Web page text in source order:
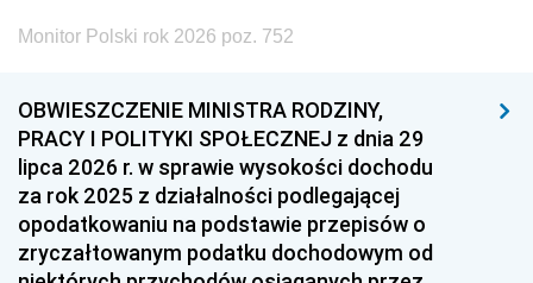
Monitor Polski rok 2026 poz. 752
OBWIESZCZENIE MINISTRA RODZINY,
PRACY I POLITYKI SPOŁECZNEJ z dnia 29
lipca 2026 r. w sprawie wysokości dochodu
za rok 2025 z działalności podlegającej
opodatkowaniu na podstawie przepisów o
zryczałtowanym podatku dochodowym od